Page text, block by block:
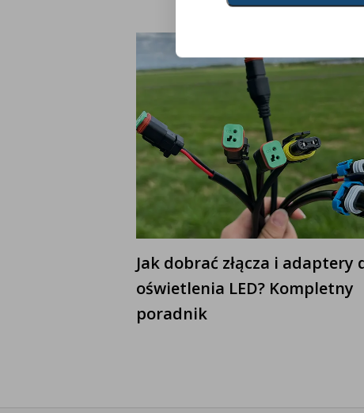
Jak dobrać złącza i adaptery
oświetlenia LED? Kompletny
poradnik